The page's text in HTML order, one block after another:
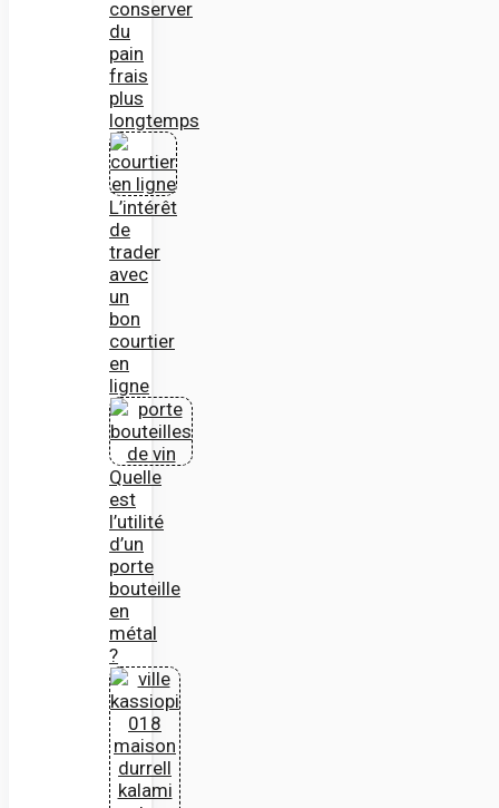
conserver
du
pain
frais
plus
longtemps
L’intérêt
de
trader
avec
un
bon
courtier
en
ligne
Quelle
est
l’utilité
d’un
porte
bouteille
en
métal
?